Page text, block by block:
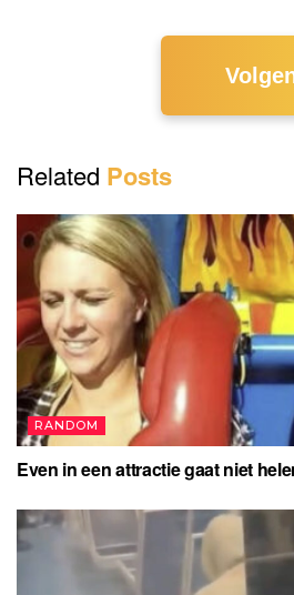
Related Posts
RANDOM
Even in een attractie gaat niet